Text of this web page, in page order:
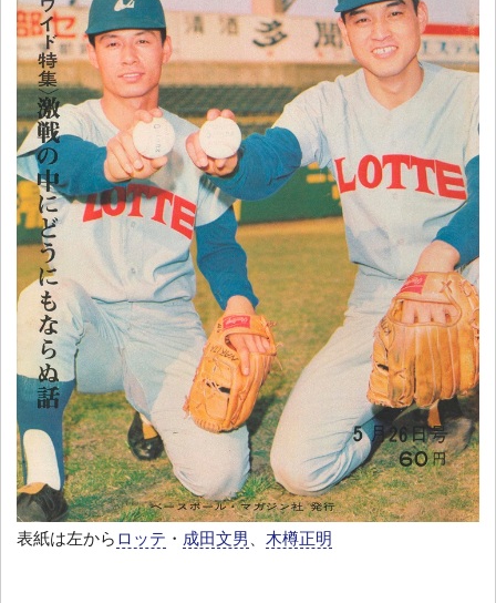
表紙は左から ロッテ ・ 成田文男 木樽正明